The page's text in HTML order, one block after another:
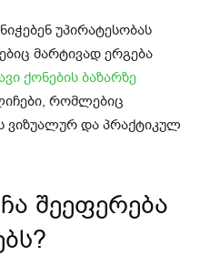
უპირატესობას
მარტივად ერგება
ქონების ბაზარზე
რომლებიც
ვიზუალურ და პრაქტიკულ
შეეფერება